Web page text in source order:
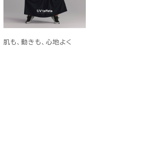
肌も、動きも、心地よく